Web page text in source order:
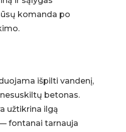
komanda po
išpilti vandenį,
betonas.
užtikrina ilgą
fontanai tarnauja